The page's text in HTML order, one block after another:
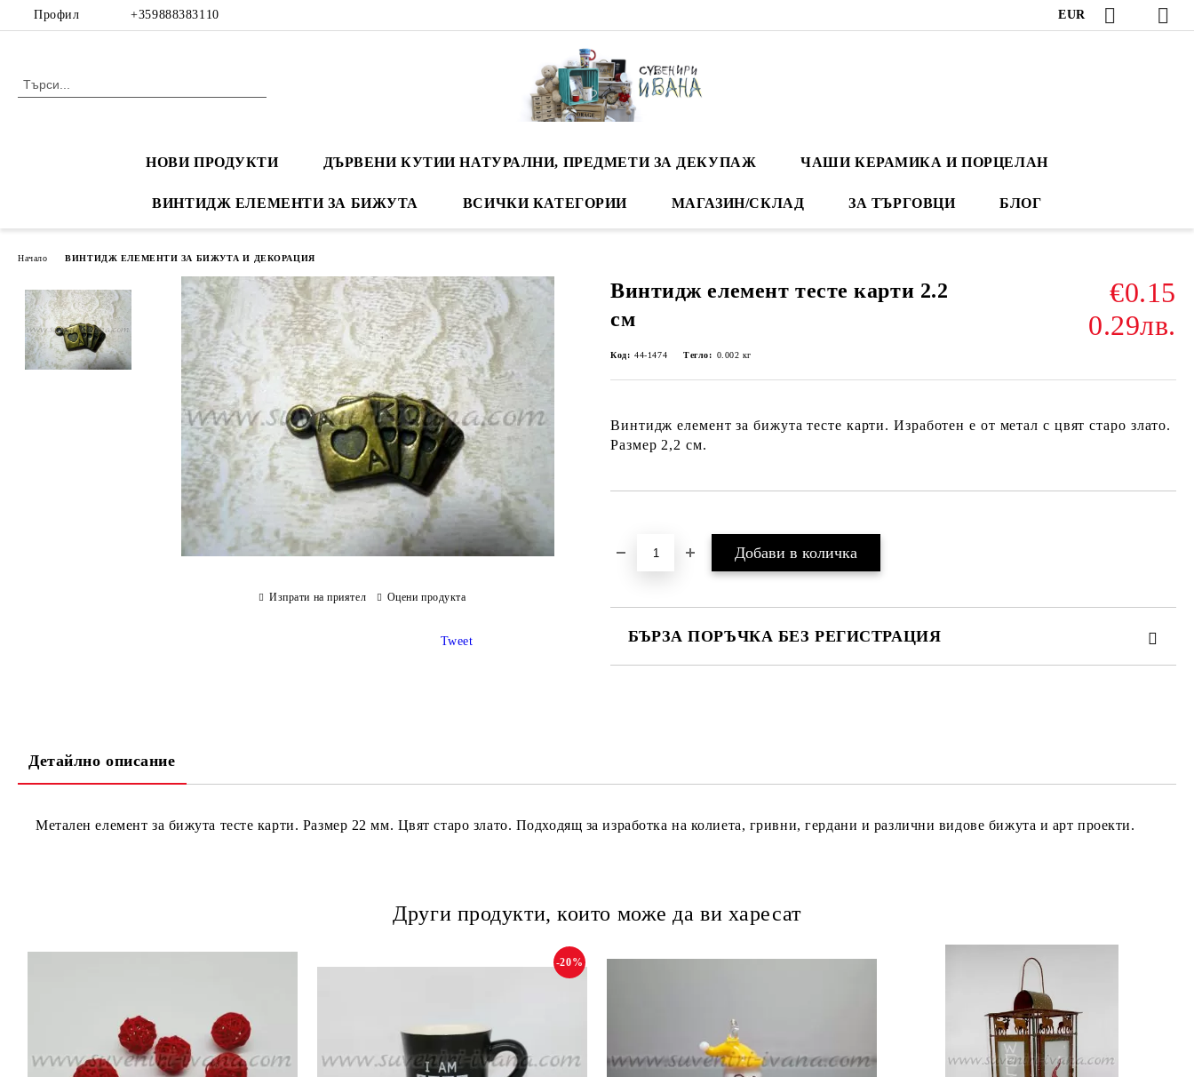
Профил +359888383110 EUR
НОВИ ПРОДУКТИ ДЪРВЕНИ КУТИИ НАТУРАЛНИ, ПРЕДМЕТИ ЗА ДЕКУПАЖ ЧАШИ КЕРАМИКА И ПОРЦЕЛАН
ВИНТИДЖ ЕЛЕМЕНТИ ЗА БИЖУТА ВСИЧКИ КАТЕГОРИИ МАГАЗИН/СКЛАД ЗА ТЪРГОВЦИ БЛОГ
Начало ВИНТИДЖ ЕЛЕМЕНТИ ЗА БИЖУТА И ДЕКОРАЦИЯ
Винтидж елемент тесте карти 2.2
см
€0.15
0.29лв.
Код: 44-1474 Тегло: 0.002 кг
Винтидж елемент за бижута тесте карти. Изработен е от метал с цвят старо злато.
Размер 2,2 см.
БЪРЗА ПОРЪЧКА БЕЗ РЕГИСТРАЦИЯ
Изпрати на приятел Оцени продукта
Tweet
Детайлно описание
Метален елемент за бижута тесте карти. Размер 22 мм. Цвят старо злато. Подходящ за изработка на колиета, гривни, гердани и различни видове бижута и арт проекти.
Други продукти, които може да ви харесат
-20%